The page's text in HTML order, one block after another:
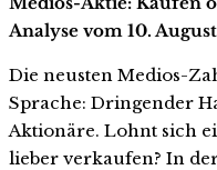
Analyse vom 10.
Die neusten Medios-
Sprache: Dringender
Aktionäre. Lohnt sich
lieber verkaufen? In